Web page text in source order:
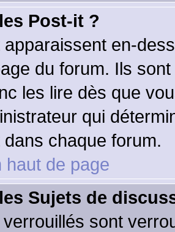
Post-it ?
apparaissent en-
du forum. Ils
les lire dès que
qui
chaque forum.
haut de page
Sujets de
sont